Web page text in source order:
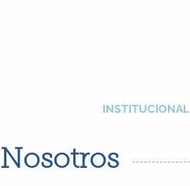
INSTITUCIONAL
Nosotros